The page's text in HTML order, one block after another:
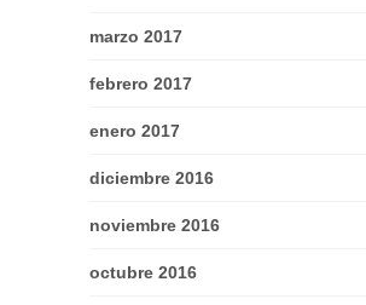
marzo 2017
febrero 2017
enero 2017
diciembre 2016
noviembre 2016
octubre 2016